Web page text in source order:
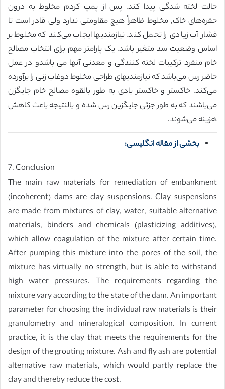
حالت لخته شدگی پیدا کند. پس از پمپ کردم مخلوط به درون
حفره‌های خاک, مخلوط ظاهراً هیچ مقاومتی ندارد ولی قادر است تا
فشار آب زیادی را تحمل کند. نیازمندیها ایجاب می‌کند که مخلوط بر
اساس وضعیت سد متغیر باشد. یک پارامتر مهم برای انتخاب مصالح
خام منفرد ترکیبات لخته کنندگی و معدنی آنها می باشدو در عمل
حاضر رس می‌باشد که نیازمندیهای طراحی مخلوط دوغاب زنی را برآورده
می‌کند. خاکستر و خاکستر بادی به طور بالقوه مصالح خام جایگزن
می‌باشند که به طور جزئی جایگزین رس شده و بالنتیجه باعث کاهش
هزینه‌ می‌شوند.
بخشی از مقاله انگلیسی:
7. Conclusion
The main raw materials for remediation of embankment
(incoherent) dams are clay suspensions. Clay suspensions
are made from mixtures of clay, water, suitable alternative
materials, binders and chemicals (plasticizing additives),
which allow coagulation of the mixture after certain time.
After pumping this mixture into the pores of the soil, the
mixture has virtually no strength, but is able to withstand
high water pressures. The requirements regarding the
mixture vary according to the state of the dam. An important
parameter for choosing the individual raw materials is their
granulometry and mineralogical composition. In current
practice, it is the clay that meets the requirements for the
design of the grouting mixture. Ash and fly ash are potential
alternative raw materials, which would partly replace the
clay and thereby reduce the cost.